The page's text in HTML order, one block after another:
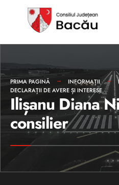
PRIMA PAGINĂ INFORMAȚII
DECLARAȚII DE AVERE ȘI INTERESE
Ilișanu Diana
consilier